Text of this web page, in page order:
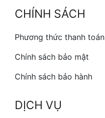
CHÍNH SÁCH
Phương thức thanh toán
Chính sách bảo mật
Chính sách bảo hành
DỊCH VỤ